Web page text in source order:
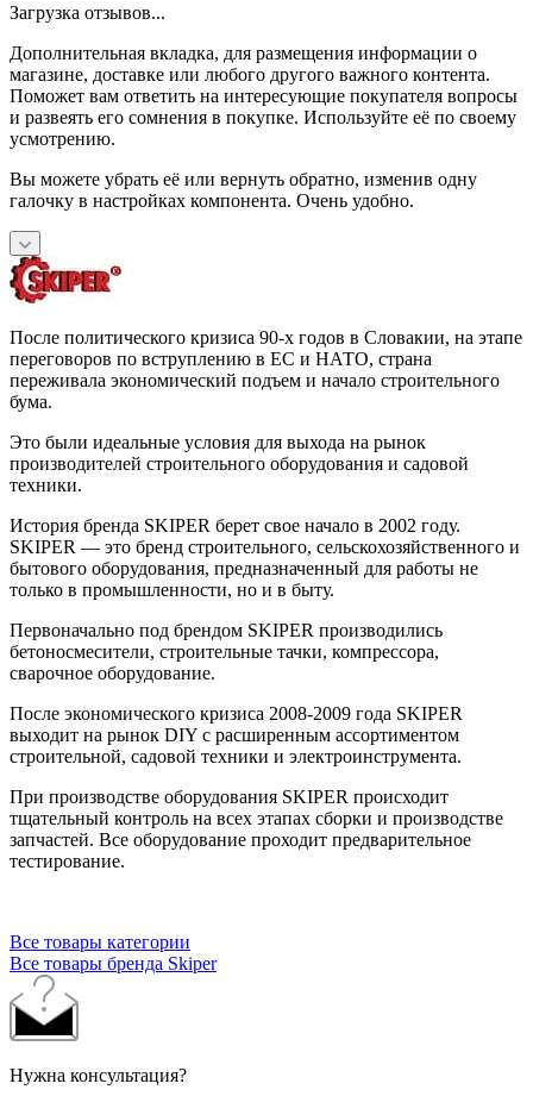
Загрузка отзывов...
Дополнительная вкладка, для размещения информации о
магазине, доставке или любого другого важного контента.
Поможет вам ответить на интересующие покупателя вопросы
и развеять его сомнения в покупке. Используйте её по своему
усмотрению.
Вы можете убрать её или вернуть обратно, изменив одну
галочку в настройках компонента. Очень удобно.
После политического кризиса 90-х годов в Словакии, на этапе
переговоров по вструплению в ЕС и НАТО, страна
переживала экономический подъем и начало строительного
бума.
Это были идеальные условия для выхода на рынок
производителей строительного оборудования и садовой
техники.
История бренда SKIPER берет свое начало в 2002 году.
SKIPER — это бренд строительного, сельскохозяйственного и
бытового оборудования, предназначенный для работы не
только в промышленности, но и в быту.
Первоначально под брендом SKIPER производились
бетоносмесители, строительные тачки, компрессора,
сварочное оборудование.
После экономического кризиса 2008-2009 года SKIPER
выходит на рынок DIY с расширенным ассортиментом
строительной, садовой техники и электроинструмента.
При производстве оборудования SKIPER происходит
тщательный контроль на всех этапах сборки и производстве
запчастей. Все оборудование проходит предварительное
тестирование.
Все товары категории
Все товары бренда Skiper
Нужна консультация?